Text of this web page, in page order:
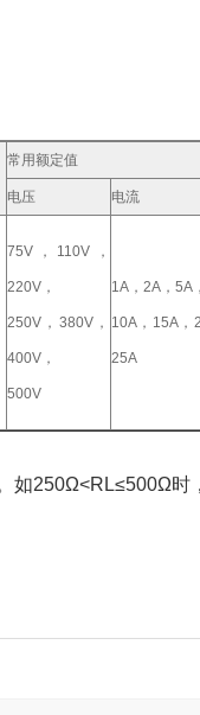
常用额定值
电压 电流
75V，110V，
220V，
250V，380V，
400V，
500V
1A，2A，5A，
10A，15A，
25A
250Ω<RL≤500Ω时